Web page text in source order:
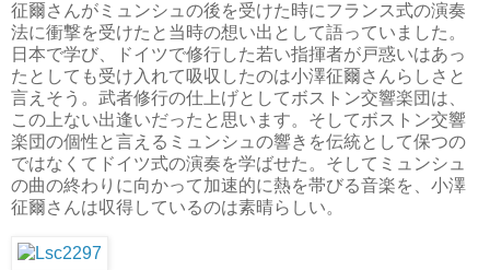
征爾さんがミュンシュの後を受けた時にフランス式の演奏
法に衝撃を受けたと当時の想い出として語っていました。
日本で学び、ドイツで修行した若い指揮者が戸惑いはあっ
たとしても受け入れて吸収したのは小澤征爾さんらしさと
言えそう。武者修行の仕上げとしてボストン交響楽団は、
この上ない出逢いだったと思います。そしてボストン交響
楽団の個性と言えるミュンシュの響きを伝統として保つの
ではなくてドイツ式の演奏を学ばせた。そしてミュンシュ
の曲の終わりに向かって加速的に熱を帯びる音楽を、小澤
征爾さんは収得しているのは素晴らしい。